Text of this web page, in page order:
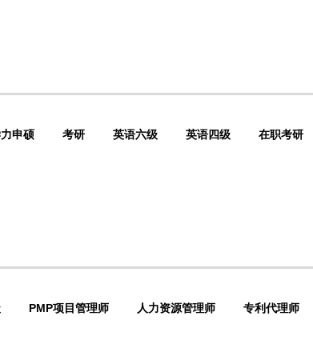
申硕 考研 英语六级 英语四级 在职考研
PMP项目管理师 人力资源管理师 专利代理师